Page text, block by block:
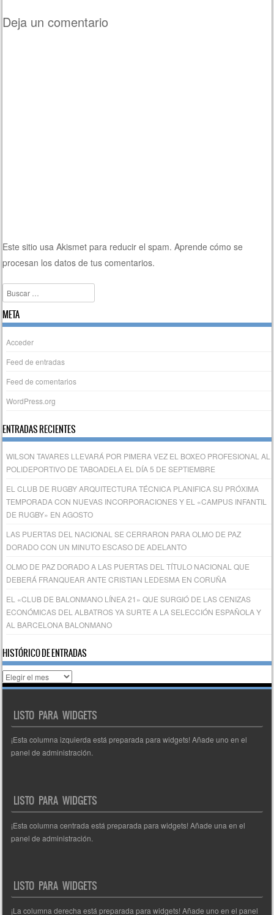
Deja un comentario
Este sitio usa Akismet para reducir el spam.Aprende cómo se
procesan los datos de tus comentarios.
Buscar
META
Acceder
Feed de entradas
Feed de comentarios
WordPress.org
ENTRADAS RECIENTES
WILSON TAVARES LLEVARÁ POR PIMERA VEZ EL BOXEO PROFESIONAL AL
POLIDEPORTIVO DE TABOADELA EL DÍA 5 DE SEPTIEMBRE
EL CLUB DE RUGBY ARQUITECTURA TÉCNICA PLANIFICA SU PRÓXIMA
TEMPORADA CON NUEVAS INCORPORACIONES Y EL «CAMPUS INFANTIL
DE RUGBY» EN AGOSTO
LAS PUERTAS DEL NACIONAL SE CERRARON PARA OLMO DE PAZ
DORADO CON UN MINUTO ESCASO DE ADELANTO
OLMO DE PAZ DORADO A LAS PUERTAS DEL TÍTULO NACIONAL QUE
DEBERÁ FRANQUEAR ANTE CRISTIAN LEDESMA EN CORUÑA
EL «CLUB DE BALONMANO LÍNEA 21» QUE SURGIÓ DE LAS CENIZAS
ECONÓMICAS DEL ALBATROS YA SURTE A LA SELECCIÓN ESPAÑOLA Y
AL BARCELONA BALONMANO
HISTÓRICO DE ENTRADAS
Histórico
de
LISTO PARA WIDGETS
¡Esta columna izquierda está preparada para widgets! Añade uno en el
panel de administración.
LISTO PARA WIDGETS
¡Esta columna centrada está preparada para widgets! Añade una en el
panel de administración.
LISTO PARA WIDGETS
¡La columna derecha está preparada para widgets! Añade uno en el panel